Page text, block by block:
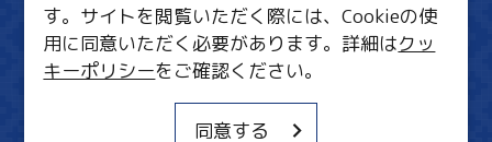
行きたいリスト
MICE・教育・観光事業者の皆様へ
す。サイトを閲覧いただく際には、Cookieの使
用に同意いただく必要があります。詳細はクッ
キーポリシーをご確認ください。
同意する